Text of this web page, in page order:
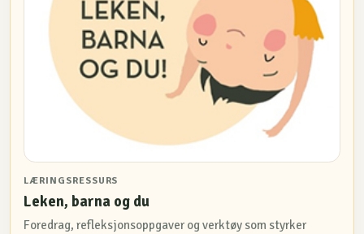
LÆRINGSRESSURS
Leken, barna og du
Foredrag, refleksjonsoppgaver og verktøy som styrker